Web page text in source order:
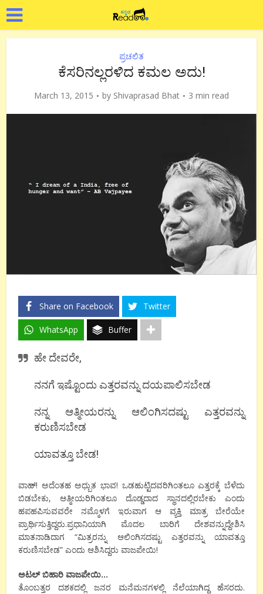
ಪ್ರಚಲಿತ
ಕೆಸರಿನಲ್ಲರಳಿದ ಕಮಲ ಅದು!
March 13, 2015 by Shivaprasad Bhat 3 min read
Share on Facebook Twitter
WhatsApp Buffer
ಹೇ ದೇವರೇ,
ನನಗೆ ಇಷ್ಟೊಂದು ಎತ್ತರವನ್ನು ದಯಪಾಲಿಸಬೇಡ
ನನ್ನ ಆತ್ಮೀಯರನ್ನು ಆಲಿಂಗಿಸದಷ್ಟು ಎತ್ತರವನ್ನು
ಕರುಣಿಸಬೇಡ
ಯಾವತ್ತೂ ಬೇಡ!
ವಾಹ್! ಅದೆಂತಹ ಅಧ್ಬುತ ಭಾವ! ಒಡಹುಟ್ಟಿದವರಿಗಿಂತಲೂ ಎತ್ತರಕ್ಕೆ ಬೆಳೆದು
ಬಿಡಬೇಕು, ಆತ್ಮೀಯರಿಗಿಂತಲೂ ದೊಡ್ಡದಾದ ಸ್ಥಾನದಲ್ಲಿರಬೇಕು ಎಂದು
ಹಪಹಪಿಸುವವರೇ ನಮ್ಮೊಳಗೆ ಇರುವಾಗ ಆ ವ್ಯಕ್ತಿ ಮಾತ್ರ ಬೇರೆಯೇ
ಪ್ರಾರ್ಥಿಸುತ್ತಿದ್ದರು.ಪ್ರಧಾನಿಯಾಗಿ ಮೊದಲ ಬಾರಿಗೆ ದೇಶವನ್ನುದ್ದೇಶಿಸಿ
ಮಾತನಾಡಿದಾಗ “ಮಿತ್ರರನ್ನು ಆಲಿಂಗಿಸದಷ್ಟು ಎತ್ತರವನ್ನು ಯಾವತ್ತೂ
ಕರುಣಿಸಬೇಡ” ಎಂದು ಆಶಿಸಿದ್ದರು ವಾಜಪೇಯಿ!
ಅಟಲ್ ಬಿಹಾರಿ ವಾಜಪೇಯಿ…
ತೊಂಬತ್ತರ ದಶಕದಲ್ಲಿ ಜನರ ಮನೆಮನಗಳಲ್ಲಿ ನೆಲೆಯಾಗಿದ್ದ ಹೆಸರದು.